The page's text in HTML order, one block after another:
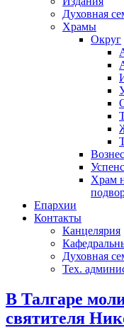
Духовная
Храмы
Округ
Храм
Епархии
Контакты
Канцелярия
Духовная
Тех.
В Талгаре
святителя